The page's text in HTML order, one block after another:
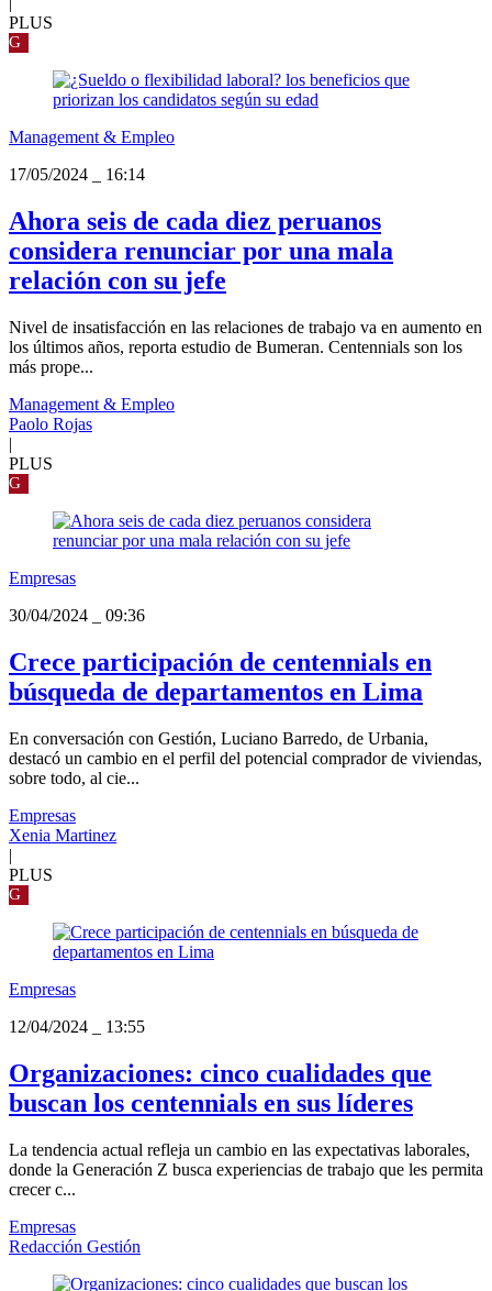
PLUS
G
Management & Empleo
17/05/2024
16:14
Ahora seis de cada diez peruanos
considera renunciar por una mala
relación con su jefe
Nivel de insatisfacción en las relaciones de trabajo va en aumento en
los últimos años, reporta estudio de Bumeran. Centennials son los
más prope...
Management & Empleo
Paolo Rojas
|
PLUS
G
Empresas
30/04/2024
09:36
Crece participación de centennials en
búsqueda de departamentos en Lima
En conversación con Gestión, Luciano Barredo, de Urbania,
destacó un cambio en el perfil del potencial comprador de viviendas,
sobre todo, al cie...
Empresas
Xenia Martinez
|
PLUS
G
Empresas
12/04/2024
13:55
Organizaciones: cinco cualidades que
buscan los centennials en sus líderes
La tendencia actual refleja un cambio en las expectativas laborales,
donde la Generación Z busca experiencias de trabajo que les permita
crecer c...
Empresas
Redacción Gestión